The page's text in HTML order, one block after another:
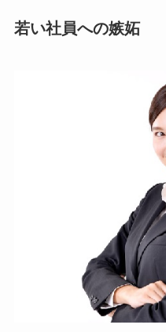
若い社員への嫉妬